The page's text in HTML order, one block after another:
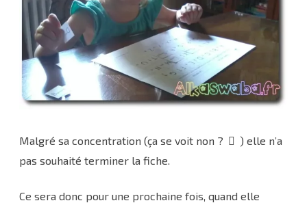
Malgré sa concentration (ça se voit non ?
) elle n’a
pas souhaité terminer la fiche.
Ce sera donc pour une prochaine fois, quand elle